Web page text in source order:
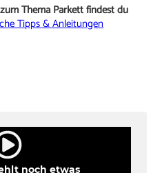
Thema Parkett findest du
Tipps & Anleitungen
noch etwas